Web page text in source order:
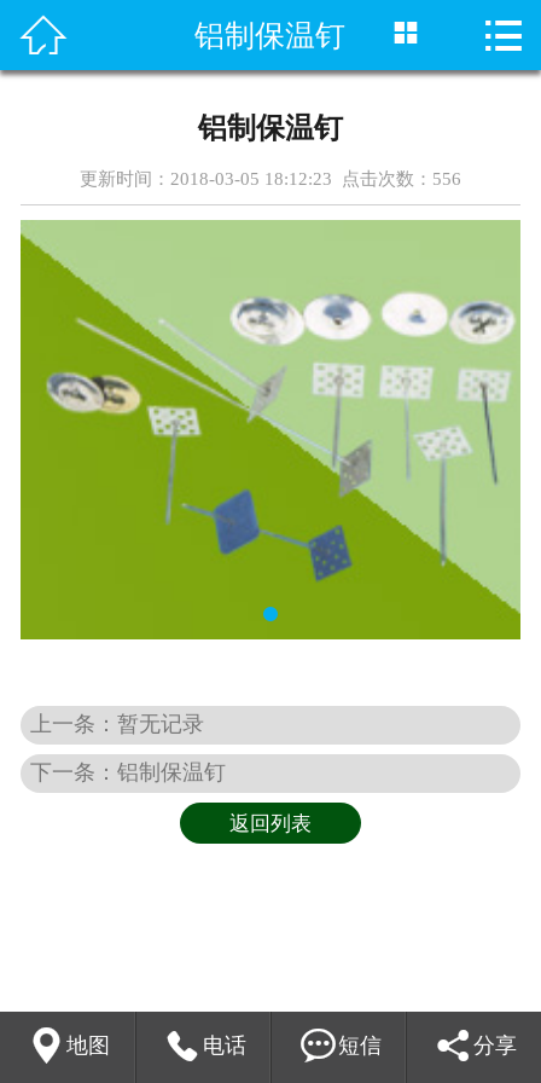
 首页
新闻资讯
联系我们
保温钉设备
 铝制保温钉  
铝制保温钉
更新时间：2018-03-05 18:12:23 点击次数： 556
上一条：暂无记录
下一条：铝制保温钉
返回列表
 地图  电话 短信  分享